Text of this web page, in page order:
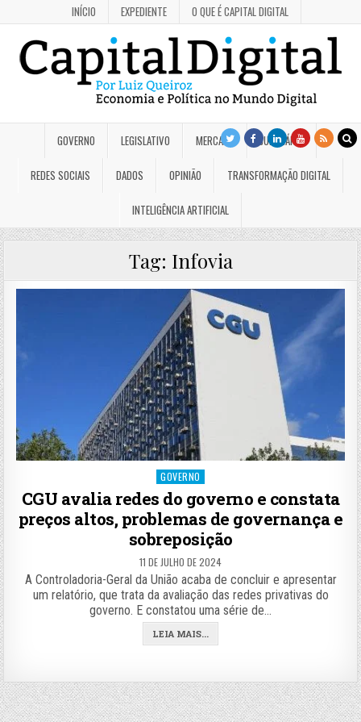
INÍCIO EXPEDIENTE O QUE É CAPITAL DIGITAL
GOVERNO LEGISLATIVO MERCADO JUDICIÁRIO
REDES SOCIAIS DADOS OPINIÃO TRANSFORMAÇÃO DIGITAL
INTELIGÊNCIA ARTIFICIAL
Tag: Infovia
Posted
GOVERNO
CGU avalia redes do governo e constata
preços altos, problemas de governança e
sobreposição
11 DE JULHO DE 2024
A Controladoria-Geral da União acaba de concluir e apresentar
um relatório, que trata da avaliação das redes privativas do
governo. E constatou uma série de…
LEIA MAIS...